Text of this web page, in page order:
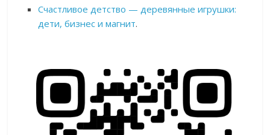
Счастливое детство — деревянные игрушки:
дети, бизнес и магнит.